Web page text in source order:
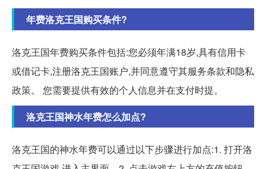
年费洛克王国购买条件?
洛克王国年费购买条件包括:您必须年满18岁,具有信用卡
或借记卡,注册洛克王国账户,并同意遵守其服务条款和隐私
政策。 您需要提供有效的个人信息并在支付时提。
洛克王国神水年费怎么加点?
洛克王国的神水年费可以通过以下步骤进行加点:1. 打开洛